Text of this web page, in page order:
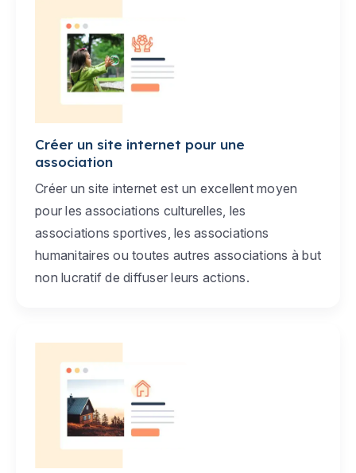
Créer un site internet pour une
association
Créer un site internet est un excellent moyen
pour les associations culturelles, les
associations sportives, les associations
humanitaires ou toutes autres associations à but
non lucratif de diffuser leurs actions.